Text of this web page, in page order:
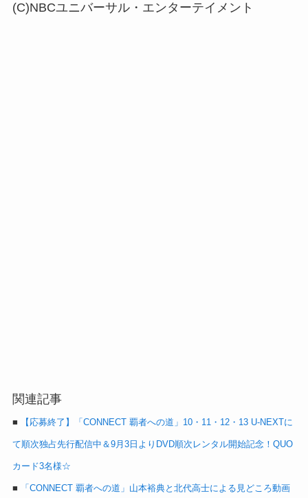
(C)NBCユニバーサル・エンターテイメント
関連記事
■ 【応募終了】「CONNECT 覇者への道」10・11・12・13 U-NEXTに
て順次独占先行配信中＆9月3日よりDVD順次レンタル開始記念！QUO
カード3名様☆
■ 「CONNECT 覇者への道」山本裕典と北代高士による見どころ動画